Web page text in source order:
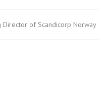
Director of Scandicorp Norway